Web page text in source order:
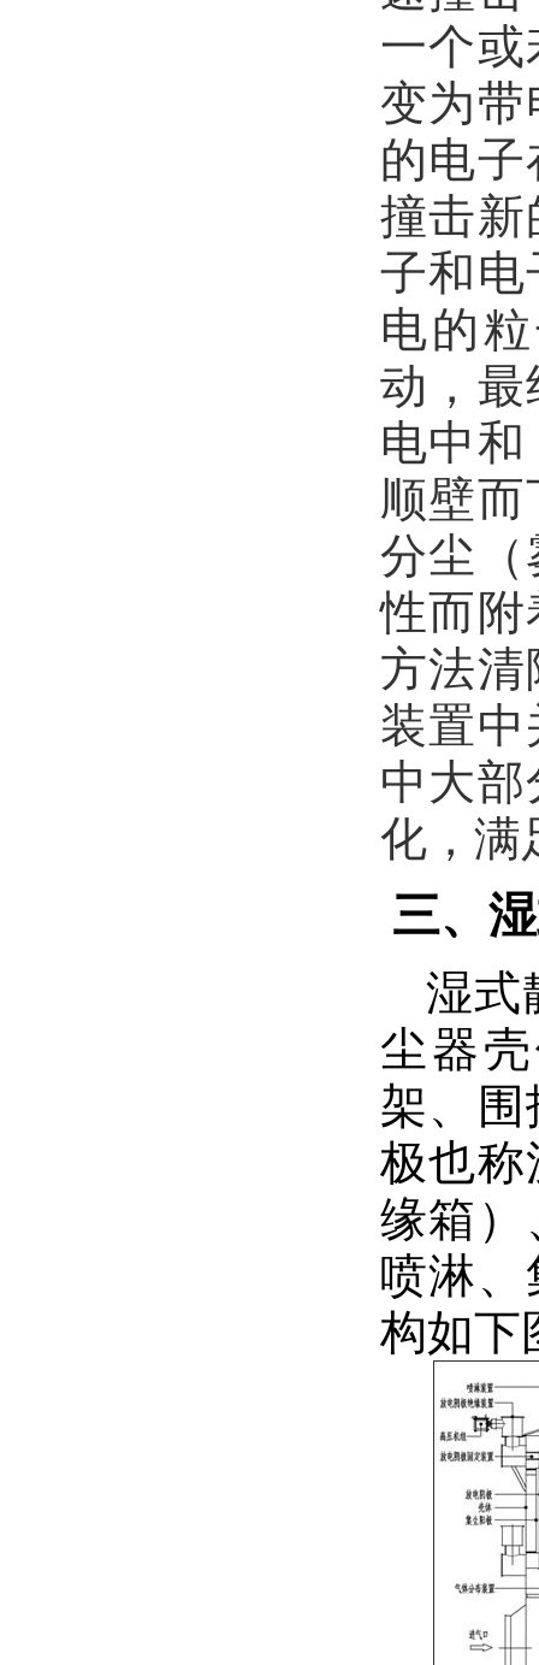
一个或
变为带
的电
撞击新
子和电
电的
动，最
电中
顺壁
分尘（
性而附
方法清
装置中
中大
化，满
三、
湿式
尘器
架、围
极也称
缘箱）
喷淋、
构如下